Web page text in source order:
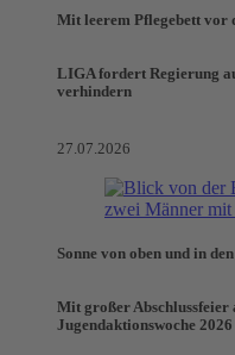
Mit leerem Pflegebett vor
LIGA fordert Regierung
verhindern
27.07.2026
Sonne von oben und in
Mit großer Abschlussfeier
Jugendaktionswoche